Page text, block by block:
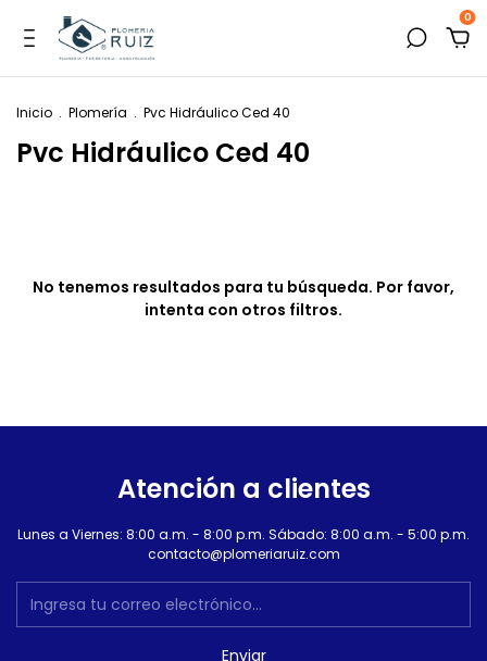
0
Inicio . Plomería . Pvc Hidráulico Ced 40
Pvc Hidráulico Ced 40
No tenemos resultados para tu búsqueda. Por favor,
intenta con otros filtros.
Atención a clientes
Lunes a Viernes: 8:00 a.m. - 8:00 p.m. Sábado: 8:00 a.m. - 5:00 p.m.
contacto@plomeriaruiz.com